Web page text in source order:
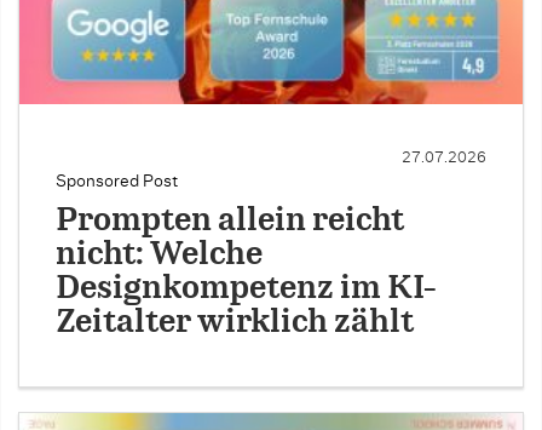
Sponsored Post
27.07.2026
Prompten allein reicht
nicht: Welche
Designkompetenz im KI-
Zeitalter wirklich zählt